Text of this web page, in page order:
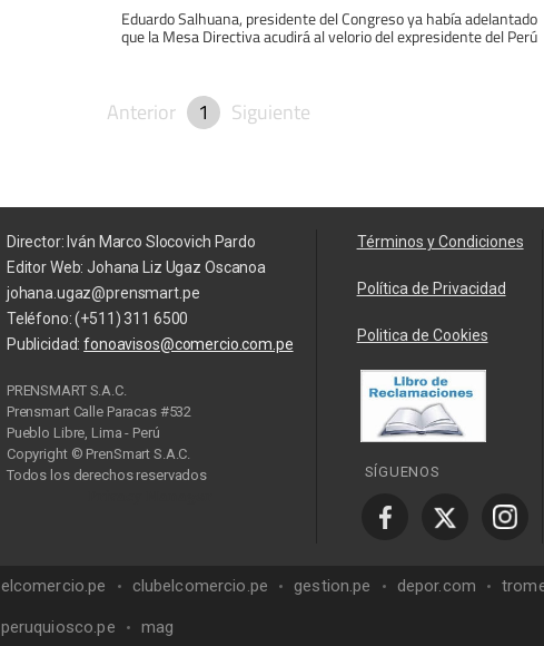
Eduardo Salhuana, presidente del Congreso ya había adelantado
que la Mesa Directiva acudirá al velorio del expresidente del Perú
Anterior 1 Siguiente
Director: Iván Marco Slocovich Pardo
Editor Web: Johana Liz Ugaz Oscanoa
johana.ugaz@prensmart.pe
Teléfono: (+511) 311 6500
Publicidad:fonoavisos@comercio.com.pe
PRENSMART S.A.C.
Prensmart Calle Paracas #532
Pueblo Libre, Lima - Perú
Copyright © PrenSmart S.A.C.
Todos los derechos reservados
Términos y Condiciones
Política de Privacidad
Politica de Cookies
SÍGUENOS
elcomercio.pe clubelcomercio.pe gestion.pe depor.com
peruquiosco.pe mag